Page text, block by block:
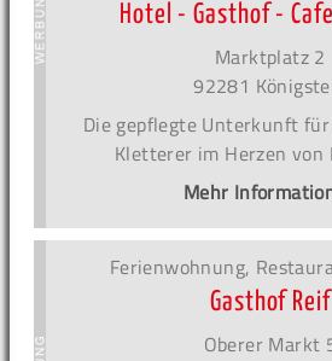
Hotel - Gasthof -
Marktplatz 2
92281
Die gepflegte Unterkunft
Kletterer im Herzen von
Mehr
Ferienwohnung,
Gasthof Reif
Oberer Markt